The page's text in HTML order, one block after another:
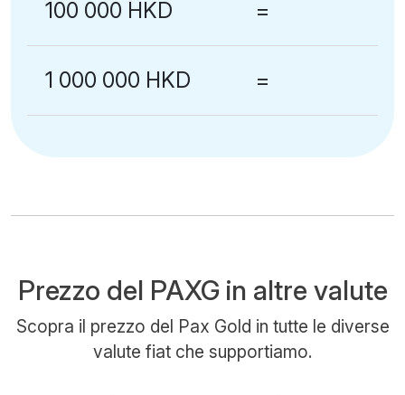
100 000 HKD =
1 000 000 HKD =
Prezzo del PAXG in altre valute
Scopra il prezzo del Pax Gold in tutte le diverse
valute fiat che supportiamo.